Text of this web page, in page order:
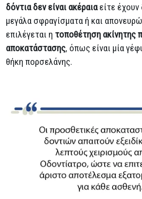
δόντια δεν είναι ακέραιαείτε έχουν
μεγάλα σφραγίσματα ή και
επιλέγεται η τοποθέτηση ακίνητης
αποκατάστασης, όπως είναι μία
θήκη πορσελάνης.